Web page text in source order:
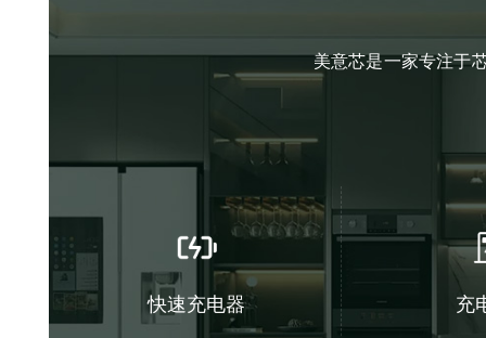
美意芯是一家专注于
快速充电器 充